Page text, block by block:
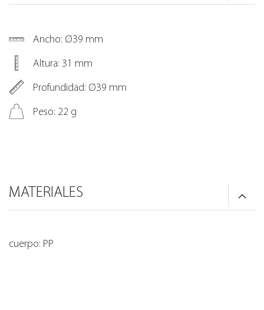
Ancho: Ø39 mm
Altura: 31 mm
Profundidad: Ø39 mm
Peso: 22 g
MATERIALES
cuerpo: PP